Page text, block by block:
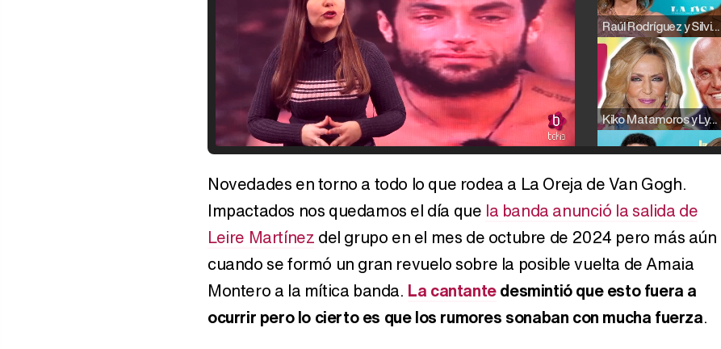
Raúl Rodríguez y Silvia Taulés nos cuentan su papel en 'La familia de la tele'
Kiko Matamoros y Lydia Lozano: "Nuestro público es de todas las edades y RTVE tiene un público muy pegado a las novelas, al que tenemos que captar"
Novedades en torno a todo lo que rodea a La Oreja de Van Gogh.
Impactados nos quedamos el día que la banda anunció la salida de
Leire Martínez del grupo en el mes de octubre de 2024 pero más aún
cuando se formó un gran revuelo sobre la posible vuelta de Amaia
Montero a la mítica banda. La cantantedesmintió que esto fuera a
ocurrir pero lo cierto es que los rumores sonaban con mucha fuerza.